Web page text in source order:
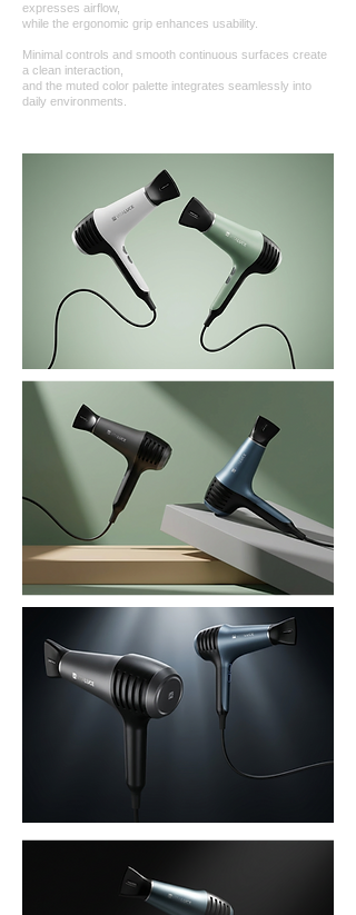
expresses airflow,
while the ergonomic grip enhances usability.
Minimal controls and smooth continuous surfaces create
a clean interaction,
and the muted color palette integrates seamlessly into
daily environments.